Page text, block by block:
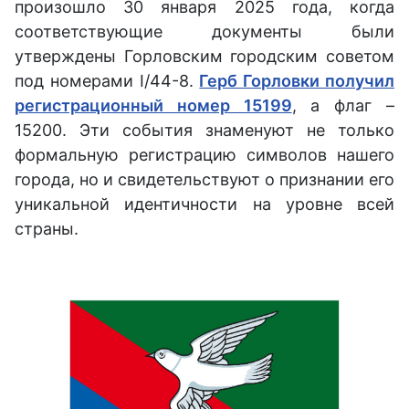
произошло 30 января 2025 года, когда
соответствующие документы были
утверждены Горловским городским советом
под номерами I/44-8. Герб Горловки получил
регистрационный номер 15199, а флаг –
15200. Эти события знаменуют не только
формальную регистрацию символов нашего
города, но и свидетельствуют о признании его
уникальной идентичности на уровне всей
страны.